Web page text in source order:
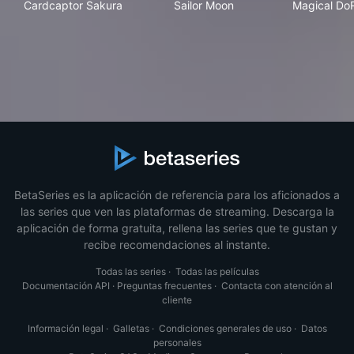
Cardcaptor Sakura Sailor Moon Magical
BetaSeries es la aplicación de referencia para los aficionados a
las series que ven las plataformas de streaming. Descarga la
aplicación de forma gratuita, rellena las series que te gustan y
recibe recomendaciones al instante.
Todas las series· Todas las películas
Documentación API · Preguntas frecuentes· Contacta con atención al
cliente
Información legal · Galletas· Condiciones generales de uso· Datos
personales